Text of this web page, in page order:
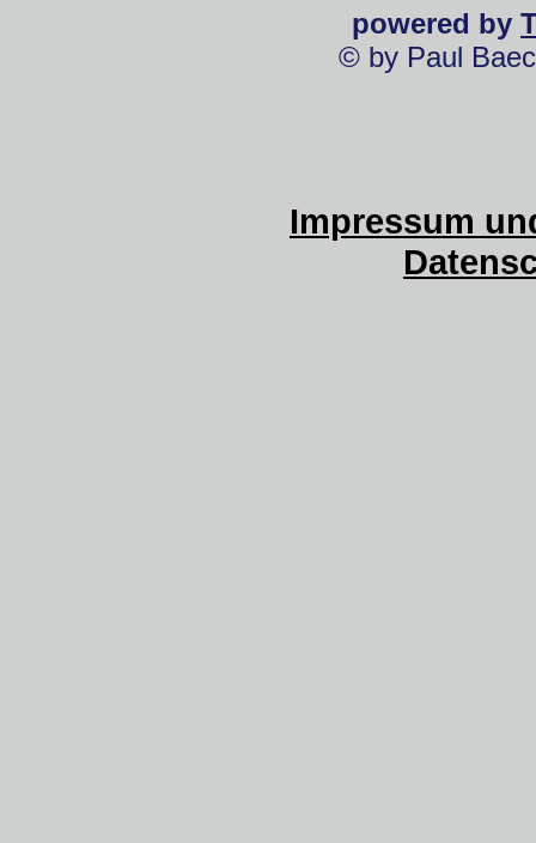
powered by
© by Paul
Impressum